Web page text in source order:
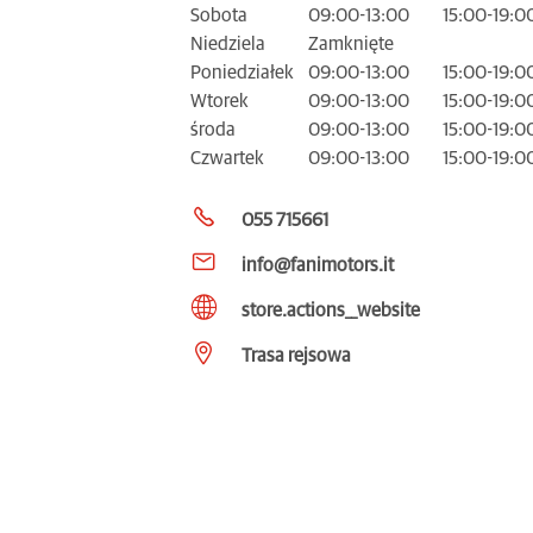
Sobota
09:00-13:00
15:00-
Niedziela
Zamknięte
Poniedziałek
09:00-13:00
15:00-
Wtorek
09:00-13:00
15:00-
środa
09:00-13:00
15:00-
Czwartek
09:00-13:00 15:00-
055 715661
info@fanimotors.it
store.actions__website
Trasa rejsowa